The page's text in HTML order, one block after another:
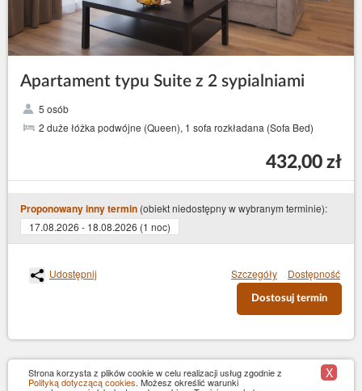
Apartament typu Suite z 2 sypialniami
5 osób
2 duże łóżka podwójne (Queen), 1 sofa rozkładana (Sofa Bed)
432,00 zł
Proponowany inny termin (obiekt niedostępny w wybranym terminie):
17.08.2026 - 18.08.2026 (1 noc)
Udostępnij Szczegóły Dostępność
Dostosuj termin
Strona korzysta z plików cookie w celu realizacji usług zgodnie z
Polityką dotyczącą cookies. Możesz określić warunki
X